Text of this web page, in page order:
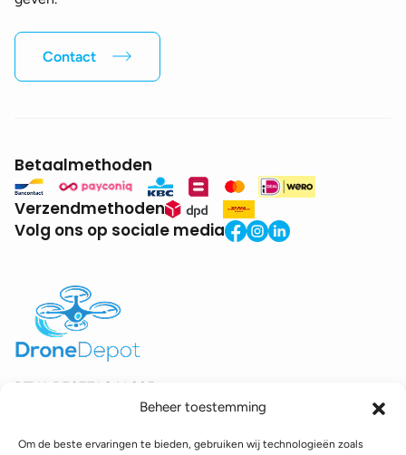
Beheer toestemming
Om de beste ervaringen te bieden, gebruiken wij technologieën zoals
Contact
Betaalmethoden
Verzendmethoden
Volg ons op sociale media
BTW: BE0771.941.935
© 2025 DroneDepot. Alle rechten voorbehouden.